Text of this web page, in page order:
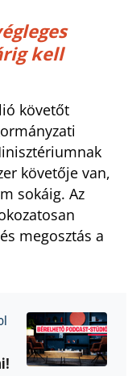
kell
követőt
követője van,
sokáig. Az
megosztás a